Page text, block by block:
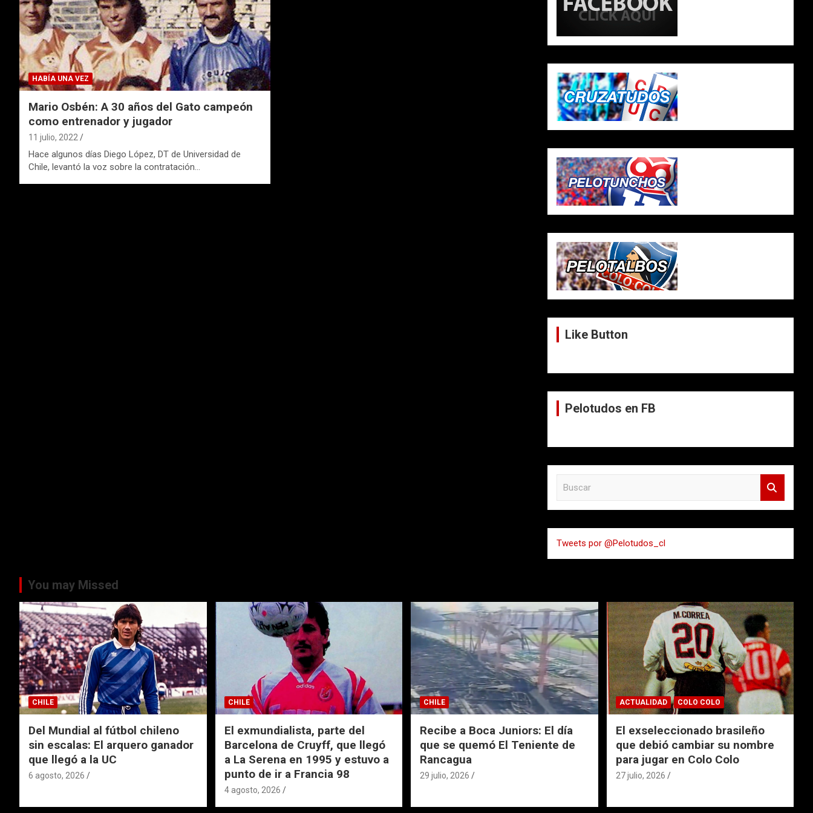
HABÍA UNA VEZ
Mario Osbén: A 30 años del Gato campeón
como entrenador y jugador
11 julio, 2022
Hace algunos días Diego López, DT de Universidad de
Chile, levantó la voz sobre la contratación…
Like Button
Pelotudos en FB
a
r
Tweets por @Pelotudos_cl
You may Missed
CHILE
Del Mundial al fútbol chileno
sin escalas: El arquero ganador
que llegó a la UC
6 agosto, 2026
CHILE
El exmundialista, parte del
Barcelona de Cruyff, que llegó
a La Serena en 1995 y estuvo a
punto de ir a Francia 98
4 agosto, 2026
CHILE
Recibe a Boca Juniors: El día
que se quemó El Teniente de
Rancagua
29 julio, 2026
ACTUALIDAD COLO COLO
El exseleccionado brasileño
que debió cambiar su nombre
para jugar en Colo Colo
27 julio, 2026